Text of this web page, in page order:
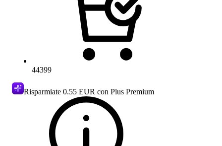
44399
Risparmiate 0.55 EUR con Plus Premium